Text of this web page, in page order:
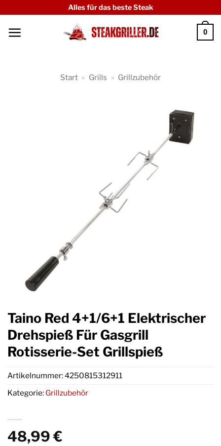
springen
Alles für das beste Steak
0
Start » Grills » Grillzubehör
Taino Red 4+1/6+1 Elektrischer
Drehspieß Für Gasgrill
Rotisserie-Set Grillspieß
48,99€
Artikelnummer:4250815312911
Kategorie: Grillzubehör